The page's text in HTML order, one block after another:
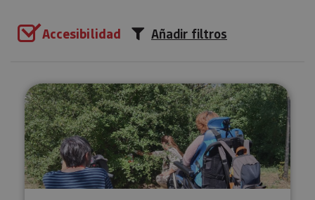
Accesibilidad Añadir filtros
Orientación adaptada en